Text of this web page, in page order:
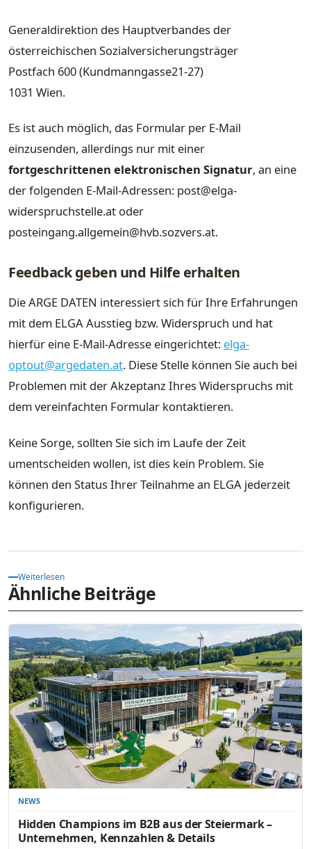
Generaldirektion des Hauptverbandes der
österreichischen Sozialversicherungsträger
Postfach 600 (Kundmanngasse21-27)
1031 Wien.
Es ist auch möglich, das Formular per E-Mail
einzusenden, allerdings nur mit einer
fortgeschrittenen elektronischen Signatur, an eine
der folgenden E-Mail-Adressen: post@elga-
widerspruchstelle.at oder
posteingang.allgemein@hvb.sozvers.at.
Feedback geben und Hilfe erhalten
Die ARGE DATEN interessiert sich für Ihre Erfahrungen
mit dem ELGA Ausstieg bzw. Widerspruch und hat
hierfür eine E-Mail-Adresse eingerichtet: elga-
optout@argedaten.at. Diese Stelle können Sie auch bei
Problemen mit der Akzeptanz Ihres Widerspruchs mit
dem vereinfachten Formular kontaktieren.
Keine Sorge, sollten Sie sich im Laufe der Zeit
umentscheiden wollen, ist dies kein Problem. Sie
können den Status Ihrer Teilnahme an ELGA jederzeit
konfigurieren.
Weiterlesen
Ähnliche Beiträge
NEWS
Hidden Champions im B2B aus der Steiermark –
Unternehmen, Kennzahlen & Details